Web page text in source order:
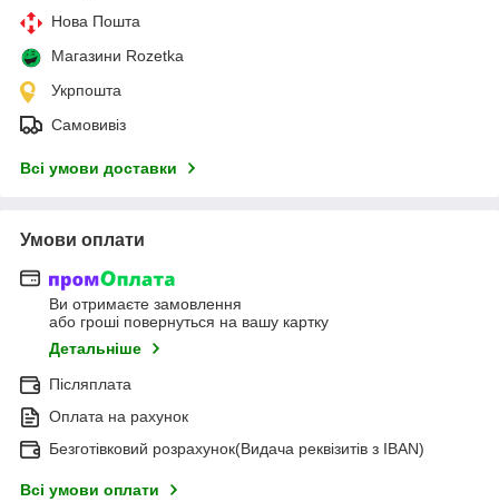
Нова Пошта
Магазини Rozetka
Укрпошта
Самовивіз
Всі умови доставки
Умови оплати
Ви отримаєте замовлення
або гроші повернуться на вашу картку
Детальніше
Післяплата
Оплата на рахунок
Безготівковий розрахунок(Видача реквізитів з IBAN)
Всі умови оплати